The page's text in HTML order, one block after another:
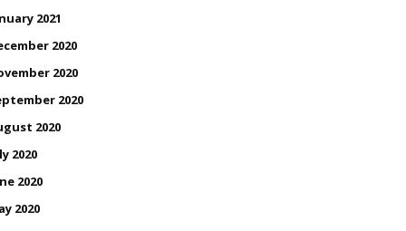
2021
2020
2020
2020
2020
2020
2020
2020